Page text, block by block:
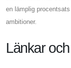
en lämplig
ambitioner.
Länkar